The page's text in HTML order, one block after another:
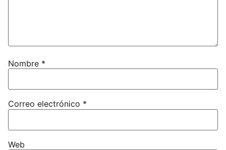
Nombre *
Correo electrónico *
Web